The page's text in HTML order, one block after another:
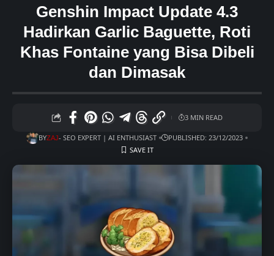
Genshin Impact Update 4.3
Hadirkan Garlic Baguette, Roti
Khas Fontaine yang Bisa Dibeli
dan Dimasak
BYZAJ- SEO EXPERT | AI ENTHUSIAST PUBLISHED: 23/12/2023
3 MIN READ